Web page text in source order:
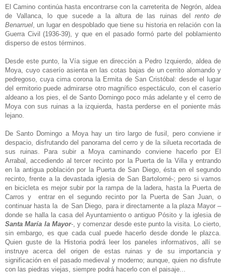
El Camino continúa hasta encontrarse con la carreterita de Negrón, aldea
de Vallanca, lo que sucede a la altura de las ruinas delrento de
Benarruel, un lugar en despoblado que tiene su historia en relación con la
Guerra Civil (1936-39), y que en el pasado formó parte del poblamiento
disperso de estos términos.
Desde este punto, la Vía sigue en dirección a Pedro Izquierdo, aldea de
Moya, cuyo caserío asienta en las cotas bajas de un cerrito alomando y
pedregoso, cuya cima corona la Ermita de San Cristóbal: desde el lugar
del ermitorio puede admirarse otro magnífico espectáculo, con el caserío
aldeano a los pies, el de Santo Domingo poco más adelante y el cerro de
Moya con sus ruinas a la izquierda, hasta perderse en el poniente más
lejano.
De Santo Domingo a Moya hay un tiro largo de fusil, pero conviene ir
despacio, disfrutando del panorama del cerro y de la silueta recortada de
sus ruinas. Para subir a Moya caminando conviene hacerlo por El
Arrabal, accediendo al tercer recinto por la Puerta de la Villa y entrando
en la antigua población por la Puerta de San Diego, ésta en el segundo
recinto, frente a la devastada iglesia de San Bartolomé-; pero si vamos
en bicicleta es mejor subir por la rampa de la ladera, hasta la Puerta de
Carros y entrar en el segundo recinto por la Puerta de San Juan, o
continuar hasta la de San Diego, para ir directamente a la plaza Mayor –
donde se halla la casa del Ayuntamiento o antiguo Pósito y la iglesia de
Santa María la Mayor-, y comenzar desde este punto la visita. Lo cierto,
sin embargo, es que cada cual puede hacerlo desde donde le plazca.
Quien guste de la Historia podrá leer los paneles informativos, allí se
instruye acerca del origen de estas ruinas y de su importancia y
significación en el pasado medieval y moderno; aunque, quien no disfrute
con las piedras viejas, siempre podrá hacerlo con el paisaje...